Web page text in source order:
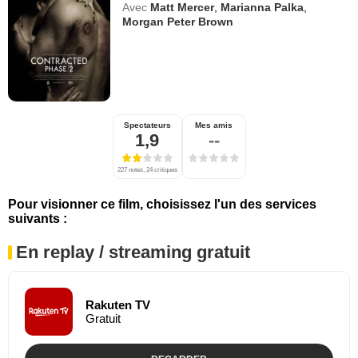
Avec Matt Mercer, Marianna Palka
Morgan Peter Brown
Spectateurs
1,9
227 notes, 24 critiques
Mes amis
--
Pour visionner ce film, choisissez l'un des services
suivants :
En replay / streaming gratuit
Rakuten TV
Gratuit